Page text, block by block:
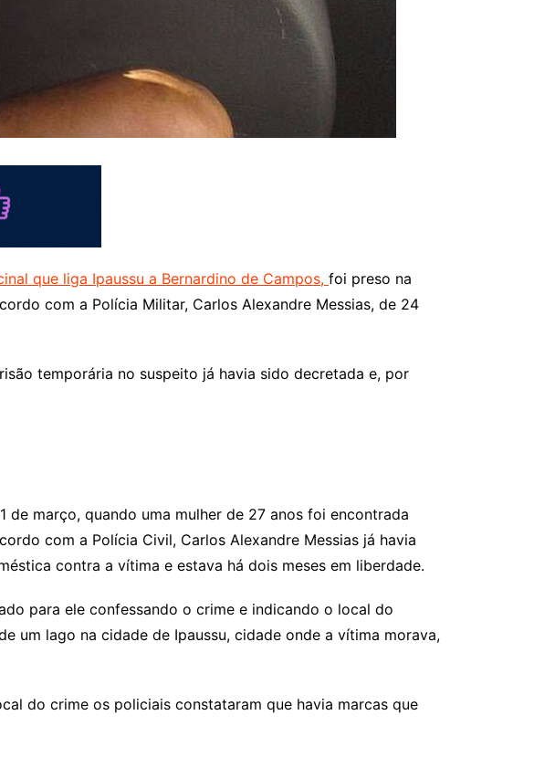
que liga Ipaussu a Bernardino de Campos, foi preso na
com a Polícia Militar, Carlos Alexandre Messias, de 24
temporária no suspeito já havia sido decretada e, por
março, quando uma mulher de 27 anos foi encontrada
com a Polícia Civil, Carlos Alexandre Messias já havia
contra a vítima e estava há dois meses em liberdade.
para ele confessando o crime e indicando o local do
um lago na cidade de Ipaussu, cidade onde a vítima morava,
do crime os policiais constataram que havia marcas que